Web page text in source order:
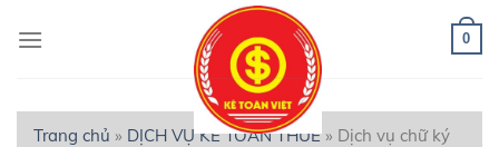
0
Trang chủ » DỊCH VỤ KẾ TOÁN THUẾ» Dịch vụ chữ ký